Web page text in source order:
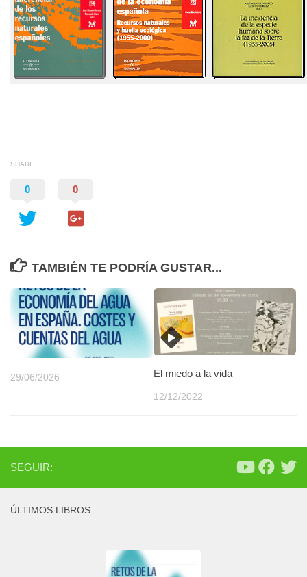
SHARE
0 0
TAMBIÉN TE PODRÍA GUSTAR...
29/06/2026 El miedo a la vida
12/12/2022
SEGUIR:
ÚLTIMOS LIBROS